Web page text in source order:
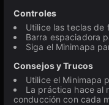
Controles
Utilice las teclas de
Barra espaciadora
Siga el Minimapa
Consejos y Trucos
Utilice el Minimapa
La práctica hace al
conducción con cada